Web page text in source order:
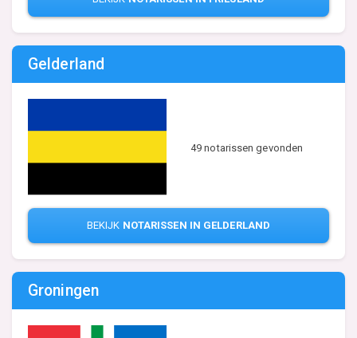
Gelderland
49 notarissen gevonden
BEKIJK NOTARISSEN IN GELDERLAND
Groningen